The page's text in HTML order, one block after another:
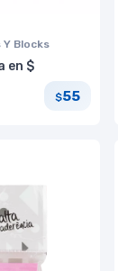
Y Blocks
en $
$55